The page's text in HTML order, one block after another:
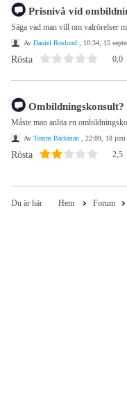
Prisnivå vid
Säga vad man vill om valrörelser
Av Daniel Roslund , 10:34, 15
Rösta 0,0
Ombildningskonsult?
Måste man anlita en
Av Tomas Bäckman , 22:09, 18 juni
Rösta 2,5
Du är här Hem Forum